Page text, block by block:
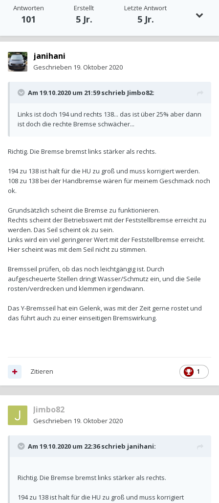
Antworten
101
Erstellt
5 Jr.
Letzte Antwort
5 Jr.
janihani
Geschrieben 19. Oktober 2020
Am 19.10.2020 um 21:59 schrieb Jimbo82:
Links ist doch 194 und rechts 138... das ist über 25% aber dann
ist doch die rechte Bremse schwächer...
Richtig. Die Bremse bremst links stärker als rechts.
194 zu 138 ist halt für die HU zu groß und muss korrigiert werden.
108 zu 138 bei der Handbremse wären für meinem Geschmack noch
ok.
Grundsätzlich scheint die Bremse zu funktionieren.
Rechts scheint der Betriebswert mit der Feststellbremse erreicht zu
werden. Das Seil scheint ok zu sein.
Links wird ein viel geringerer Wert mit der Feststellbremse erreicht.
Hier scheint was mit dem Seil nicht zu stimmen.
Bremsseil prüfen, ob das noch leichtgängig ist. Durch
aufgescheuerte Stellen dringt Wasser/Schmutz ein, und die Seile
rosten/verdrecken und klemmen irgendwann.
Das Y-Bremsseil hat ein Gelenk, was mit der Zeit gerne rostet und
das führt auch zu einer einseitigen Bremswirkung.
1
Zitieren
Jimbo82
Geschrieben 19. Oktober 2020
Am 19.10.2020 um 22:36 schrieb janihani:
Richtig. Die Bremse bremst links stärker als rechts.
194 zu 138 ist halt für die HU zu groß und muss korrigiert